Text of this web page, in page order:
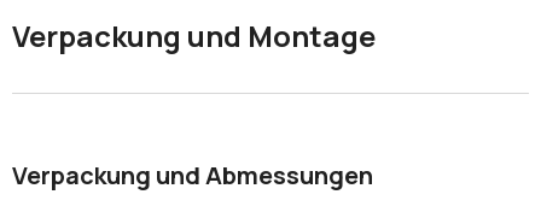
Verpackung und Montage
Verpackung und Abmessungen